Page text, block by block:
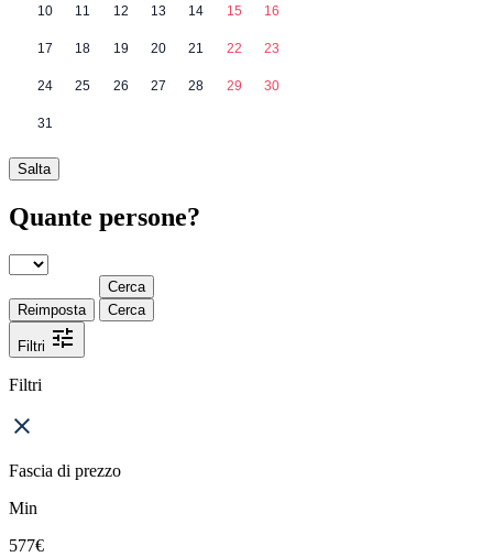
10 11 12 13 14 15 16
17 18 19 20 21 22 23
24 25 26 27 28 29 30
31
Salta
Quante persone?
Cerca
Reimposta
Cerca
Filtri
Filtri
Fascia di prezzo
Min
577€